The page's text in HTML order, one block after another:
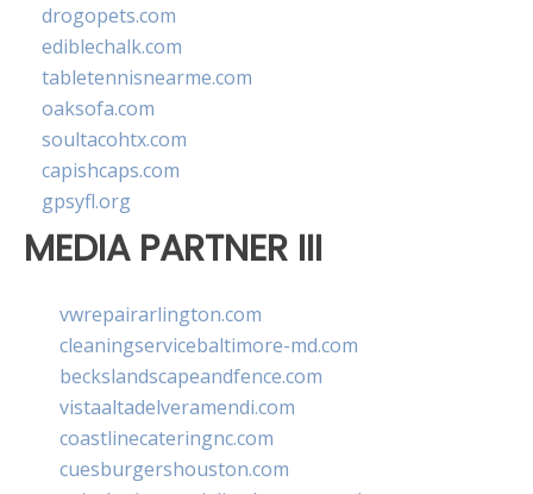
drogopets.com
ediblechalk.com
tabletennisnearme.com
oaksofa.com
soultacohtx.com
capishcaps.com
gpsyfl.org
MEDIA PARTNER III
vwrepairarlington.com
cleaningservicebaltimore-md.com
beckslandscapeandfence.com
vistaaltadelveramendi.com
coastlinecateringnc.com
cuesburgershouston.com